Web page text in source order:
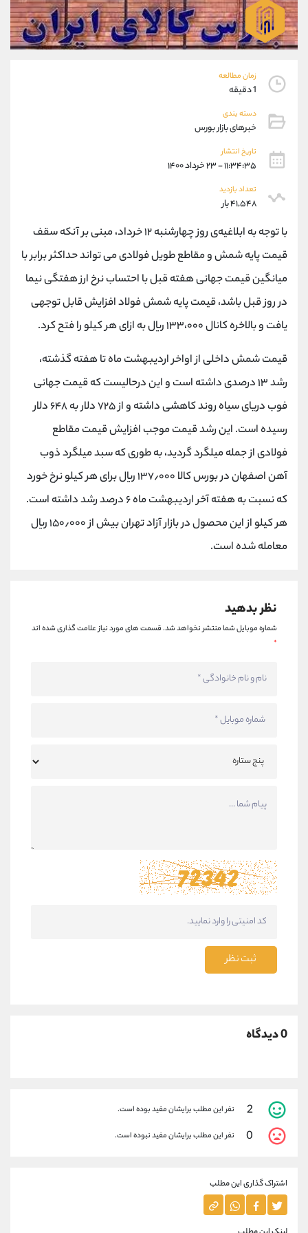
زمان مطالعه
1 دقیقه
دسته بندی
خبرهای بازار بورس
تاریخ انتشار
۱۱:۳۴:۳۵ - ۲۳ خرداد ۱۴۰۰
تعداد بازدید
۴۱,۵۴۸ بار
با توجه به ابلاغیه‌ی روز چهارشنبه ۱۲ خرداد، مبنی بر آنکه سقف
قیمت پایه شمش و مقاطع طویل فولادی می تواند حداکثر برابر با
میانگین قیمت جهانی هفته قبل با احتساب نرخ ارز هفتگی نیما
در روز قبل باشد، قیمت پایه شمش فولاد افزایش قابل توجهی
یافت و بالاخره کانال ۱۳۳،۰۰۰ ریال به ازای هر کیلو را فتح کرد.
قیمت شمش داخلی از اواخر اردیبهشت ماه تا هفته گذشته،
رشد ۱۳ درصدی داشته است و این درحالیست که قیمت جهانی
فوب دریای سیاه روند کاهشی داشته و از ۷۲۵ دلار به ۶۴۸ دلار
رسیده است. این رشد قیمت موجب افزایش قیمت مقاطع
فولادی از جمله میلگرد گردید، به طوری که سبد میلگرد ذوب
آهن اصفهان در بورس کالا ۱۳۷٫۰۰۰ ریال برای هر کیلو نرخ خورد
که نسبت به هفته آخر اردیبهشت ماه ۶ درصد رشد داشته است.
هر کیلو از این محصول در بازار آزاد تهران بیش از ۱۵۰٫۰۰۰ ریال
معامله شده است.
نظر بدهید
شماره موبایل شما منتشر نخواهد شد.قسمت های مورد نیاز علامت گذاری شده اند
*
ثبت نظر
0 دیدگاه
2 نفر این مطلب برایشان مفید بوده است.
0 نفر این مطلب برایشان مفید نبوده است.
اشتراک گذاری این مطلب
09101364784
واتساپ شروع گفتگو
تلگرام @Armteam_admin_104
پشتیبان فروش
موبایل
واتساپ
تلگرام
داخلی
اطلاعات تماس (دفتر فروش)
تلفن 021-22021030
بدون پیش شماره 90001030
اینستاگرام @alireza.mehrabii
کانال تلگرام @alirezamehrabi_com